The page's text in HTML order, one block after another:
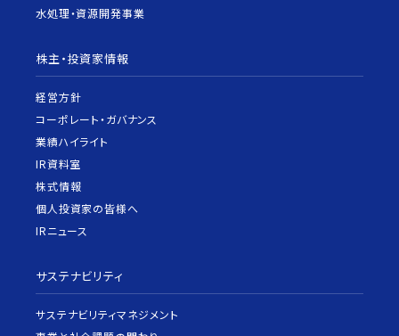
水処理・資源開発事業
株主・投資家情報
経営方針
コーポレート・ガバナンス
業績ハイライト
IR資料室
株式情報
個人投資家の皆様へ
IRニュース
サステナビリティ
サステナビリティマネジメント